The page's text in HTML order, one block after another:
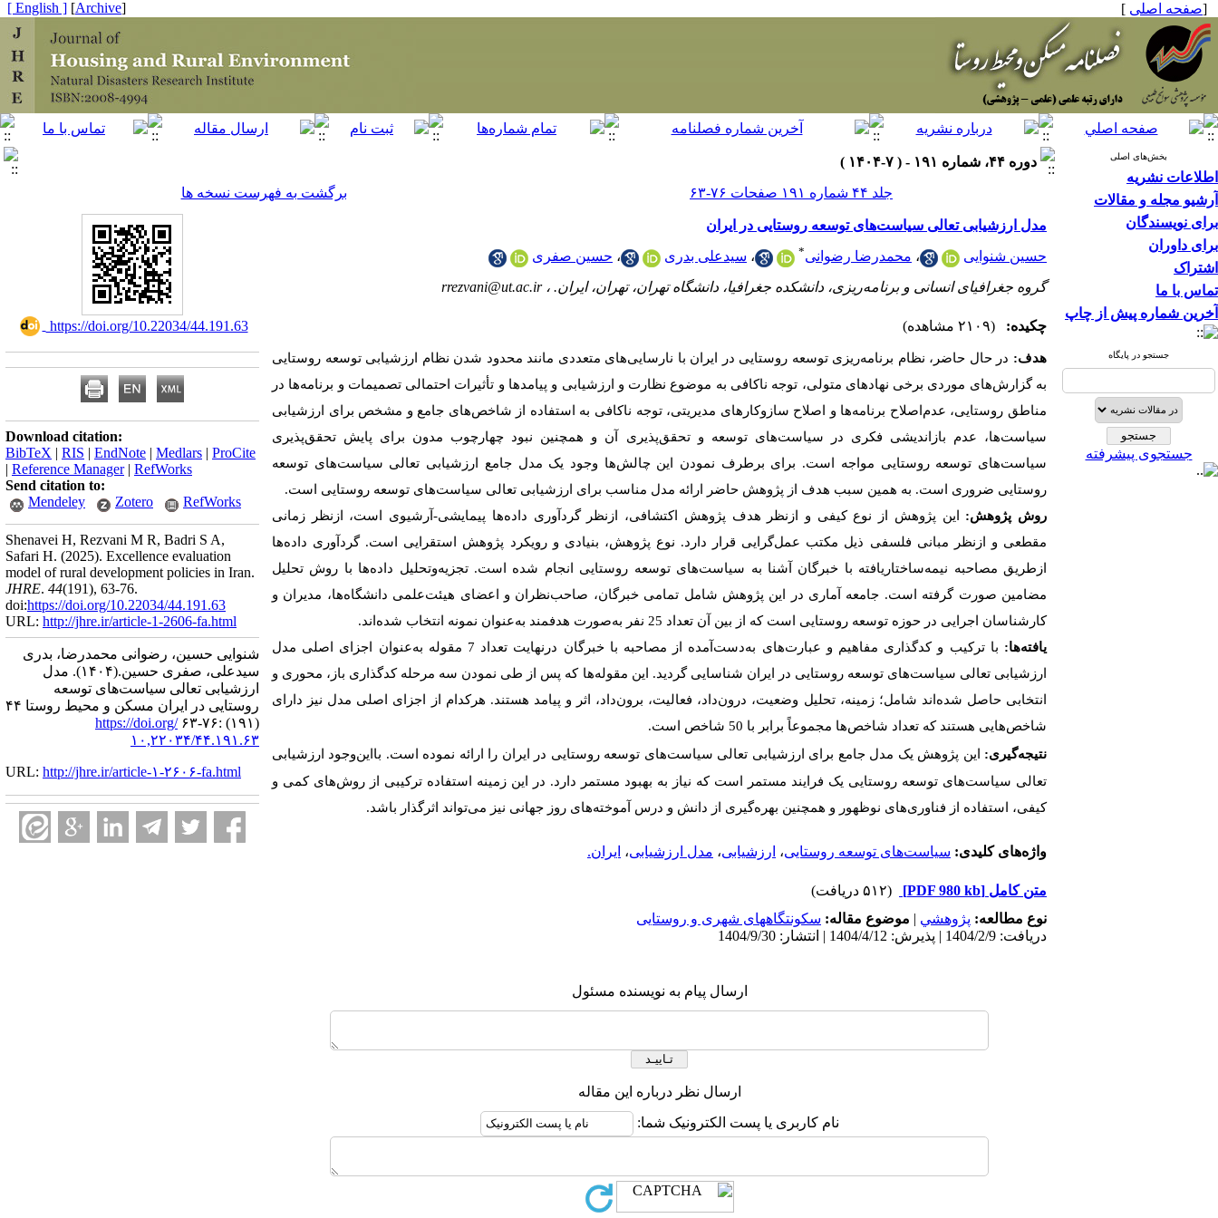
[صفحه اصلی ]
[
Archive
]
[ English ]
بخش‌های اصلی
اطلاعات نشریه
آرشیو مجله و مقالات
برای نویسندگان
برای داوران
اشتراک
تماس با ما
آخرین شماره پیش از چاپ
جستجو در پایگاه
جستجوی پیشرفته
دوره ۴۴، شماره ۱۹۱ - ( ۷-۱۴۰۴ )
جلد ۴۴ شماره ۱۹۱ صفحات ۷۶-۶۳
برگشت به فهرست نسخه ها
مدل ارزشیابی تعالی سیاست‌های توسعه روستایی در ایران
حسین شنوایی ، محمدرضا رضوانی* ، سیدعلی بدری ، حسین صفری
گروه جغرافیای انسانی و برنامه‌ریزی، دانشکده جغرافیا، دانشگاه تهران، تهران، ایران. ،rrezvani@ut.ac.ir
چکیده: (۲۱۰۹ مشاهده)
هدف: در حال حاضر، نظام برنامهریزی توسعه روستایی در ایران با نارساییهای متعددی مانند محدود شدن نظام ارزشیابی توسعه روستایی
به گزارشهای موردی برخی نهادهای متولی، توجه ناکافی به موضوع نظارت و ارزشیابی و پیامدها و تأثیرات احتمالی تصمیمات و برنامهها در
مناطق روستایی، عدم اصلاح برنامهها و اصلاح سازوکارهای مدیریتی، توجه ناکافی به استفاده از شاخصهای جامع و مشخص برای ارزشیابی
سیاستها، عدم بازاندیشی فکری در سیاستهای توسعه و تحققپذیری آن و همچنین نبود چهارچوب مدون برای پایش تحققپذیری
سیاستهای توسعه روستایی مواجه است. برای برطرف نمودن این چالشها وجود یک مدل جامع ارزشیابی تعالی سیاستهای توسعه
روستایی ضروری است. به همین سبب هدف از پژوهش حاضر
ارائه مدل مناسب برای ارزشیابی تعالی سیاستهای توسعه روستایی است.
روش پژوهش: این پژوهش از نوع کیفی و ازنظر هدف پژوهش اکتشافی، ازنظر گردآوری دادهها پیمایشی-آرشیوی است، ازنظر زمانی
مقطعی و ازنظر مبانی فلسفی ذیل مکتب عملگرایی قرار دارد. نوع پژوهش، بنیادی و رویکرد پژوهش استقرایی است.گردآوری دادهها
از طریق مصاحبه نیمهساختاریافته با خبرگان آشنا به سیاستهای توسعه روستایی انجام شده است. تجزیهوتحلیل دادهها با روش تحلیل
مضامین صورت گرفته است. جامعه آماری در این پژوهش شامل تمامی خبرگان، صاحبنظران و اعضای هیئتعلمی دانشگاهها، مدیران و
کارشناسان اجرایی در حوزه توسعه روستایی است که از بین آن تعداد 25 نفر به
صورت هدفمند بهعنوان نمونه انتخاب شده اند.
یافتهها: با ترکیب و کدگذاری مفاهیم و عبارتهای بهدست آمده از مصاحبه با خبرگان درنهایت تعداد 7 مقوله به
عنوان اجزای اصلی مدل
ارزشیابی تعالی سیاستهای توسعه روستایی در ایران شناسایی گردید. این مقولهها که پس از طی نمودن سه مرحله کدگذاری باز، محوری و
انتخابی حاصل شده اند شامل؛ زمینه، تحلیل وضعیت، درونداد، فعالیت، برونداد، اثر و پیامد هستند. هرکدام از اجزای اصلی مدل نیز دارای
شاخصهایی هستند که تعداد شاخصها مجموعاً برابر با 50 شاخص است.
نتیجهگیری: این پژوهش یک مدل جامع برای ارزشیابی تعالی سیاستهای توسعه روستایی در ایران را ارائه نموده است. بااینوجود ارزشیابی
تعالی سیاستهای توسعه روستایی یک فرایند مستمر است که نیاز به بهبود مستمر دارد. در این زمینه استفاده ترکیبی از روشهای کمی و
کیفی، استفاده از فناوریهای نوظهور و همچنین بهرهگیری از دانش و درس آموختههای روز جهانی نیز میتواند اثرگذار باشد.
واژه‌های کلیدی: سیاست‌های توسعه روستایی، ارزشیابی، مدل ارزشیابی، ایران.
متن کامل [PDF 980 kb]
(۵۱۲ دریافت)
نوع مطالعه: پژوهشي | موضوع مقاله: سکونتگاههای شهری و روستایی
دریافت: 1404/2/9 | پذیرش: 1404/4/12 | انتشار: 1404/9/30
ارسال پیام به نویسنده مسئول
ارسال نظر درباره این مقاله
نام کاربری یا پست الکترونیک شما:
‎ https://doi.org/10.22034/44.191.63
Download citation:
BibTeX | RIS | EndNote | Medlars | ProCite
| Reference Manager| RefWorks
Send citation to:
Mendeley
Zotero RefWorks
Shenavei H, Rezvani M R, Badri S A,
Safari H. (2025). Excellence evaluation
model of rural development policies in Iran.
JHRE. 44(191), 63-76.
doi:https://doi.org/10.22034/44.191.63
URL: http://jhre.ir/article-1-2606-fa.html
شنوایی حسین، رضوانی محمدرضا، بدری
سیدعلی، صفری حسین.(۱۴۰۴).
مدل
ارزشیابی تعالی سیاست‌های توسعه
روستایی در ایران مسکن و محیط روستا ۴۴
(۱۹۱) :۷۶-۶۳
https://doi.org/
۱۰,۲۲۰۳۴/۴۴.۱۹۱.۶۳
URL: http://jhre.ir/article-۱-۲۶۰۶-fa.html